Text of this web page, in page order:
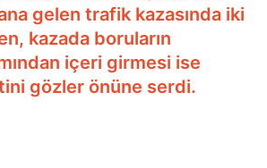
gelen trafik kazasında iki
kazada boruların
içeri girmesi ise
gözler önüne serdi.